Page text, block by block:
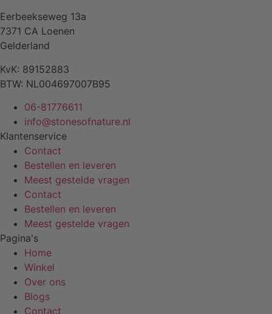
Eerbeekseweg 13a
7371 CA Loenen
Gelderland
KvK: 89152883
BTW: NL004697007B95
06-81776611
info@stonesofnature.nl
Klantenservice
Contact
Bestellen en leveren
Meest gestelde vragen
Contact
Bestellen en leveren
Meest gestelde vragen
Pagina's
Home
Winkel
Over ons
Blogs
Contact